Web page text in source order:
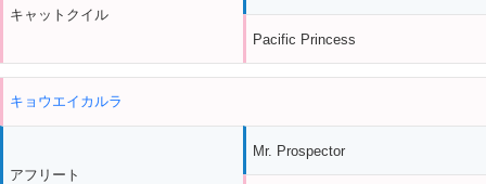
キャットクイル
Pacific Princess
キョウエイカルラ
アフリート
Mr. Prospector